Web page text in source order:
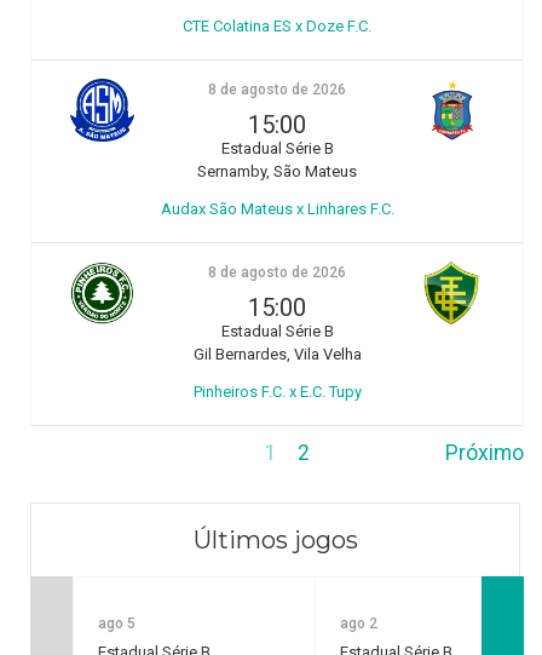
CTE Colatina ES x Doze F.C.
8 de agosto de 2026
15:00
Estadual Série B
Sernamby, São Mateus
Audax São Mateus x Linhares F.C.
8 de agosto de 2026
15:00
Estadual Série B
Gil Bernardes, Vila Velha
Pinheiros F.C. x E.C. Tupy
1 2 Próximo
Últimos jogos
ago 5 ago 2